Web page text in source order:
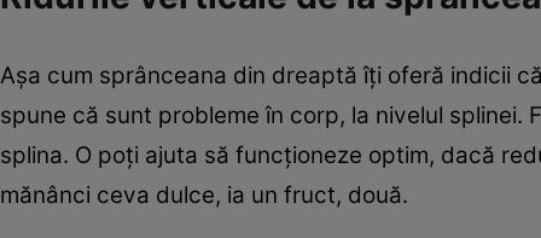
Aşa cum sprânceana din dreaptă îţi oferă indicii
spune că sunt probleme în corp, la nivelul splinei.
splina. O poţi ajuta să funcţioneze optim, dacă
mănânci ceva dulce, ia un fruct, două.